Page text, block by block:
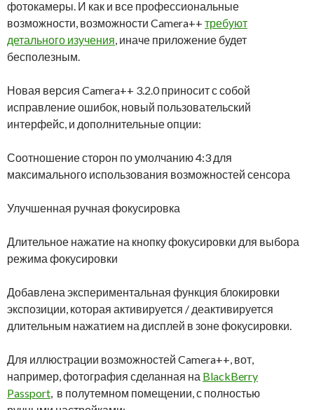
фотокамеры. И как и все профессиональные
возможности, возможности Camera++ требуют
детального изучения, иначе приложение будет
бесполезным.
Новая версия Camera++ 3.2.0 приносит с собой
исправление ошибок, новый пользовательский
интерфейс, и дополнительные опции:
Соотношение сторон по умолчанию 4:3 для
максимального использования возможностей сенсора
Улучшенная ручная фокусировка
Длительное нажатие на кнопку фокусировки для выбора
режима фокусировки
Добавлена экспериментальная функция блокировки
экспозиции, которая активируется / деактивируется
длительным нажатием на дисплей в зоне фокусировки.
Для иллюстрации возможностей Camera++, вот,
например, фотография сделанная на BlackBerry
Passport, в полутемном помещении, с полностью